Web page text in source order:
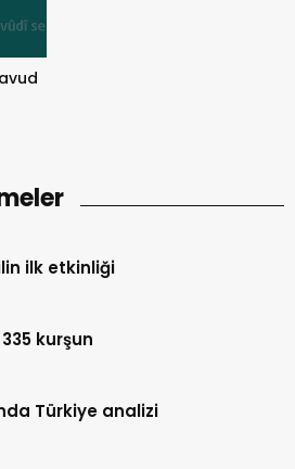
ilk etkinliği
kurşun
Türkiye analizi